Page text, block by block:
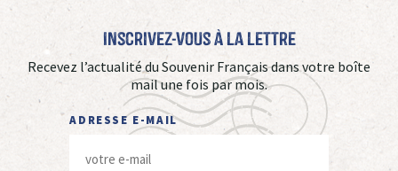
Inscrivez-vous à La Lettre
Recevez l’actualité du Souvenir Français dans votre boîte
mail une fois par mois.
ADRESSE E-MAIL